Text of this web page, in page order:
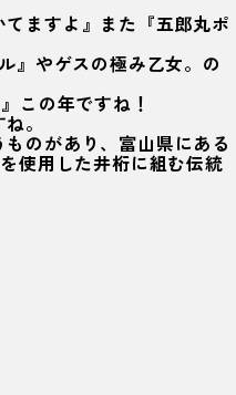
ますよ』また『五郎丸ポ
』やゲスの極み乙女。の
この年ですね！
。
のがあり、富山県にある
使用した井桁に組む伝統